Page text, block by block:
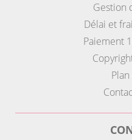
Gestion
Délai et
Paiement